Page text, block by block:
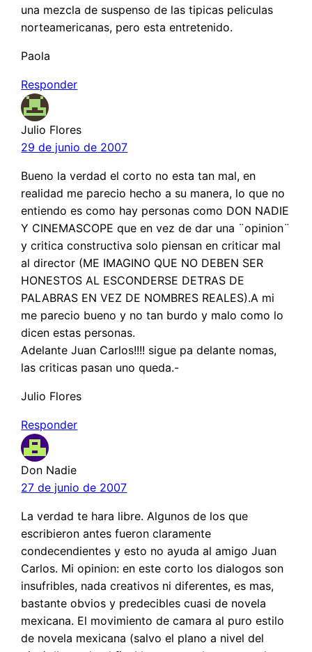
una mezcla de suspenso de las tipicas peliculas
norteamericanas, pero esta entretenido.
Paola
Responder
Julio Flores
29 de junio de 2007
Bueno la verdad el corto no esta tan mal, en
realidad me parecio hecho a su manera, lo que no
entiendo es como hay personas como DON NADIE
Y CINEMASCOPE que en vez de dar una ¨opinion¨
y critica constructiva solo piensan en criticar mal
al director (ME IMAGINO QUE NO DEBEN SER
HONESTOS AL ESCONDERSE DETRAS DE
PALABRAS EN VEZ DE NOMBRES REALES).A mi
me parecio bueno y no tan burdo y malo como lo
dicen estas personas.
Adelante Juan Carlos!!!! sigue pa delante nomas,
las criticas pasan uno queda.-
Julio Flores
Responder
Don Nadie
27 de junio de 2007
La verdad te hara libre. Algunos de los que
escribieron antes fueron claramente
condecendientes y esto no ayuda al amigo Juan
Carlos. Mi opinion: en este corto los dialogos son
insufribles, nada creativos ni diferentes, es mas,
bastante obvios y predecibles cuasi de novela
mexicana. El movimiento de camara al puro estilo
de novela mexicana (salvo el plano a nivel del